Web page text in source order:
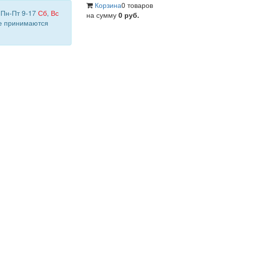
Пт 9-17Сб, Вс
принимаются
Корзина0 товаров
на сумму 0 руб.